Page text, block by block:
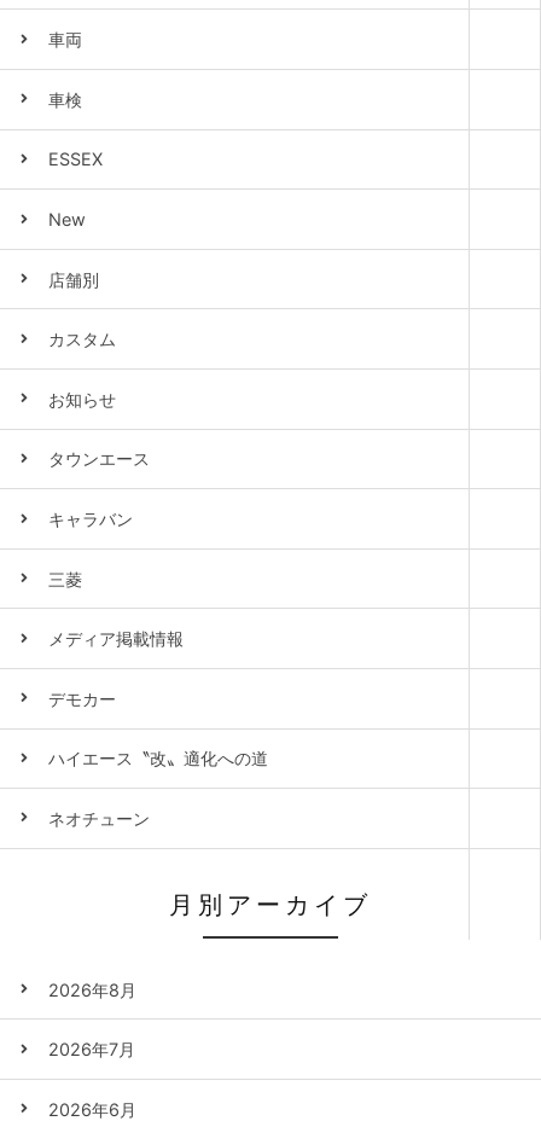
車両
車検
ESSEX
New
店舗別
カスタム
お知らせ
タウンエース
キャラバン
三菱
メディア掲載情報
デモカー
ハイエース〝改〟適化への道
ネオチューン
月別アーカイブ
2026年8月
2026年7月
2026年6月